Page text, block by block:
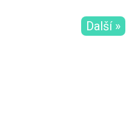
Další »